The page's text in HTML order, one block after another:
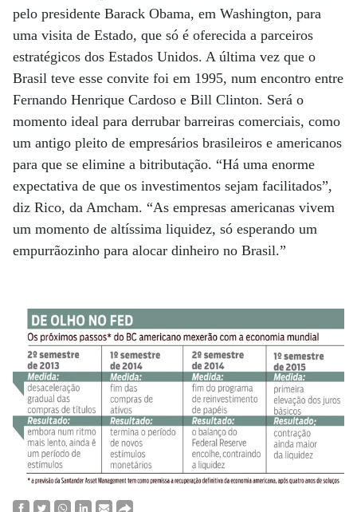
pelo presidente Barack Obama, em Washington, para
uma visita de Estado, que só é oferecida a parceiros
estratégicos dos Estados Unidos. A última vez que o
Brasil teve esse convite foi em 1995, num encontro entre
Fernando Henrique Cardoso e Bill Clinton. Será o
momento ideal para derrubar barreiras comerciais, como
um antigo pleito de empresários brasileiros e americanos
para que se elimine a bitributação. “Há uma enorme
expectativa de que os investimentos sejam facilitados”,
diz Rico, da Amcham. “As empresas americanas vivem
um momento de altíssima liquidez, só esperando um
empurrãozinho para alocar dinheiro no Brasil.”